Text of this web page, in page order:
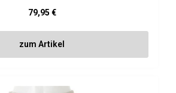
Regulärer Preis:
79,95 €
zum Artikel